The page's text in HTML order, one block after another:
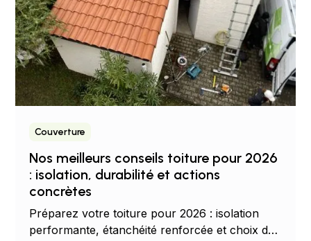
Couverture
Nos meilleurs conseils toiture pour 2026
: isolation, durabilité et actions
concrètes
Préparez votre toiture pour 2026 : isolation
performante, étanchéité renforcée et choix de